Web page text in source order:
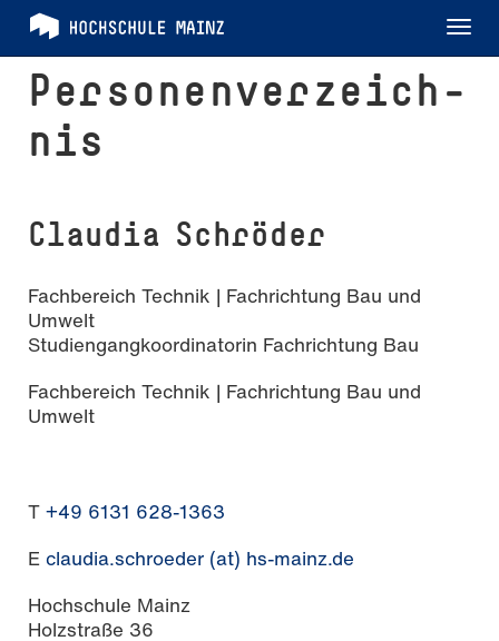
Per­so­nen­ver­zeich­
nis
Claudia Schröder
Fachbereich Technik | Fachrichtung Bau und
Umwelt
Studiengangkoordinatorin Fachrichtung Bau
Fachbereich Technik | Fachrichtung Bau und
Umwelt
T +49 6131 628-1363
E claudia.schroeder (at) hs-mainz.de
Hochschule Mainz
Holzstraße 36